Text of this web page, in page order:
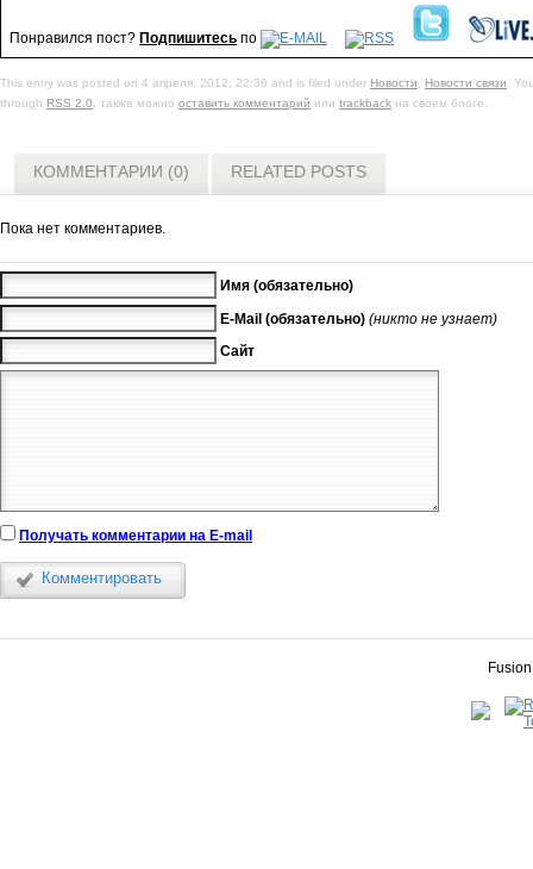
Понравился пост? Подпишитесь по
This entry was posted on 4 апреля, 2012, 22:36 and is filed under Новости, Новости связи.
through RSS 2.0. также можно оставить комментарий или trackback на своем блоге.
КОММЕНТАРИИ (0) RELATED POSTS
Пока нет комментариев.
Имя (обязательно)
E-Mail (обязательно) (никто не узнает)
Сайт
Получать комментарии на E-mail
Комментировать